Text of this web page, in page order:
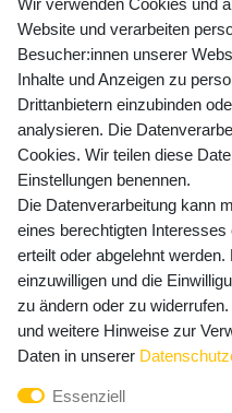
Preisangaben inkl. gesetzl.
Versandkosten
Newsletter
mehr
E-MAIL **
Newsletter
Honig
Hiermit bestätige ich,
widerrufen.**
Wir verwenden Cookies und
Website und verarbeiten
Besucher:innen unserer
Inhalte und Anzeigen zu
Drittanbietern einzubinden
analysieren. Die
Cookies. Wir teilen diese
Einstellungen benennen.
Die Datenverarbeitung kann
eines berechtigten
erteilt oder abgelehnt
einzuwilligen und die
zu ändern oder zu
und weitere Hinweise zur
Daten in unserer
Essenziell